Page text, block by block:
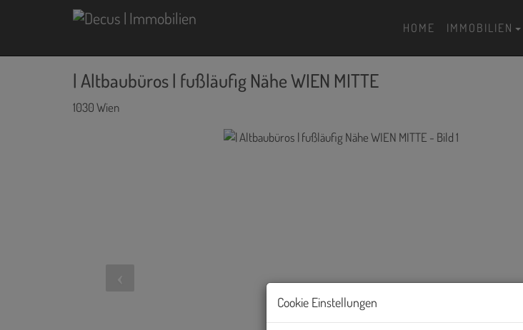
HOME IMMOBILIEN
| Altbaubüros | fußläufig Nähe WIEN MITTE
1030 Wien
Cookie Einstellungen